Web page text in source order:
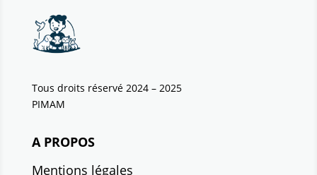
Tous droits réservé 2024 – 2025
PIMAM
A PROPOS
Mentions légales